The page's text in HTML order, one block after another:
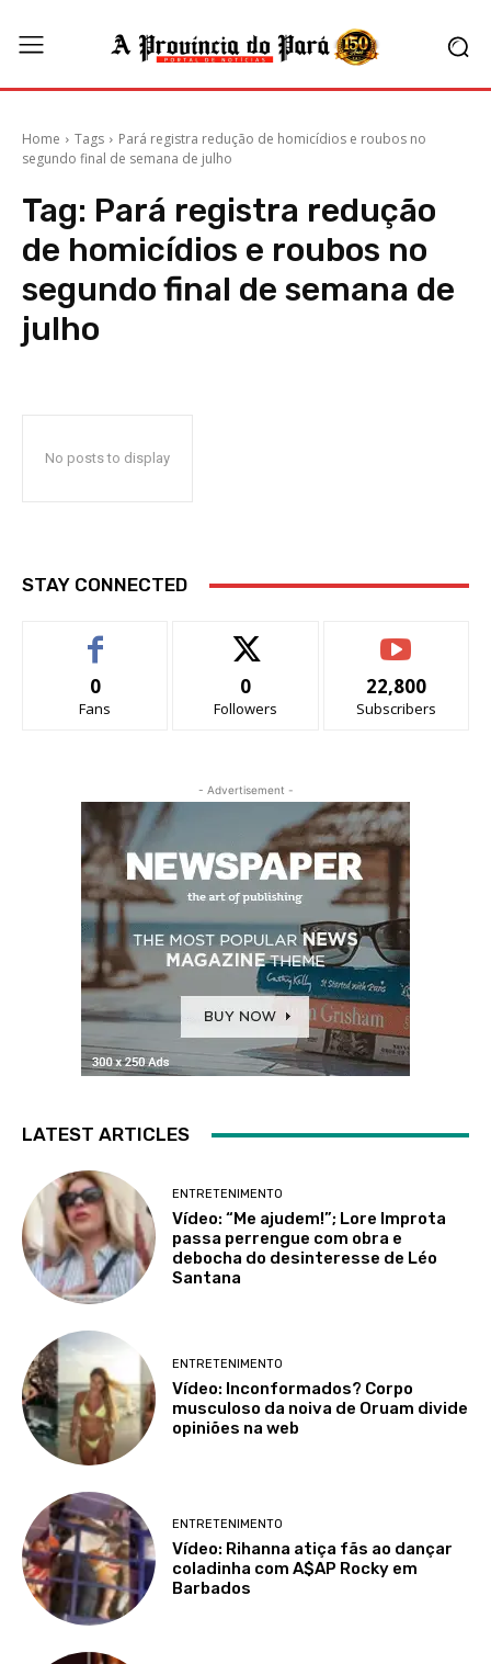
Home Tags
Pará registra redução de homicídios e roubos no
segundo final de semana de julho
Tag: Pará registra redução
de homicídios e roubos no
segundo final de semana de
julho
No posts to display
STAY CONNECTED
0
Fans
0
Followers
22,800
Subscribers
- Advertisement -
LATEST ARTICLES
ENTRETENIMENTO
Vídeo: “Me ajudem!”; Lore Improta
passa perrengue com obra e
debocha do desinteresse de Léo
Santana
ENTRETENIMENTO
Vídeo: Inconformados? Corpo
musculoso da noiva de Oruam divide
opiniões na web
ENTRETENIMENTO
Vídeo: Rihanna atiça fãs ao dançar
coladinha com A$AP Rocky em
Barbados